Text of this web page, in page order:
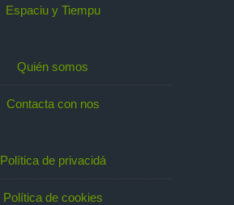
Espaciu y Tiempu
Quién somos
Contacta con nos
Política de privacidá
Política de cookies